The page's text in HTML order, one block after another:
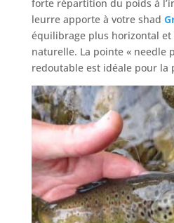
forte répartition du poids à
leurre apporte à votre shad
équilibrage plus horizontal
naturelle. La pointe « needle
redoutable est idéale pour la